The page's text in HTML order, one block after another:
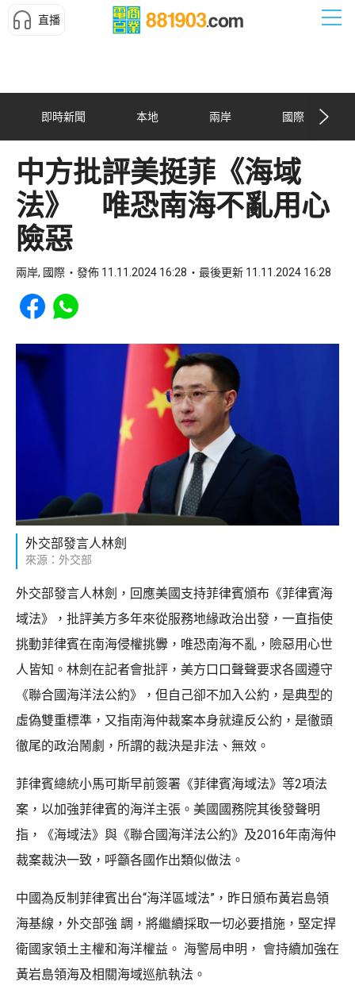
直播
即時新聞 本地 兩岸 國際
中方批評美挺菲《海域
法》 唯恐南海不亂用心
險惡
兩岸, 國際 發佈 11.11.2024 16:28 最後更新 11.11.2024 16:28
Share to Facebook
Share to WhatsApp
外交部發言人林劍
來源：外交部
外交部發言人林劍，回應美國支持菲律賓頒布《菲律賓海
域法》，批評美方多年來從服務地緣政治出發，一直指使
挑動菲律賓在南海侵權挑釁，唯恐南海不亂，險惡用心世
人皆知。林劍在記者會批評，美方口口聲聲要求各國遵守
《聯合國海洋法公約》，但自己卻不加入公約，是典型的
虛偽雙重標準，又指南海仲裁案本身就違反公約，是徹頭
徹尾的政治鬧劇，所謂的裁決是非法、無效。
菲律賓總統小馬可斯早前簽署《菲律賓海域法》等2項法
案，以加強菲律賓的海洋主張。美國國務院其後發聲明
指，《海域法》與《聯合國海洋法公約》及2016年南海仲
裁案裁決一致，呼籲各國作出類似做法。
中國為反制菲律賓出台“海洋區域法”，昨日頒布黃岩島領
海基線，外交部強 調，將繼續採取一切必要措施，堅定捍
衛國家領土主權和海洋權益。 海警局申明， 會持續加強在
黃岩島領海及相關海域巡航執法。